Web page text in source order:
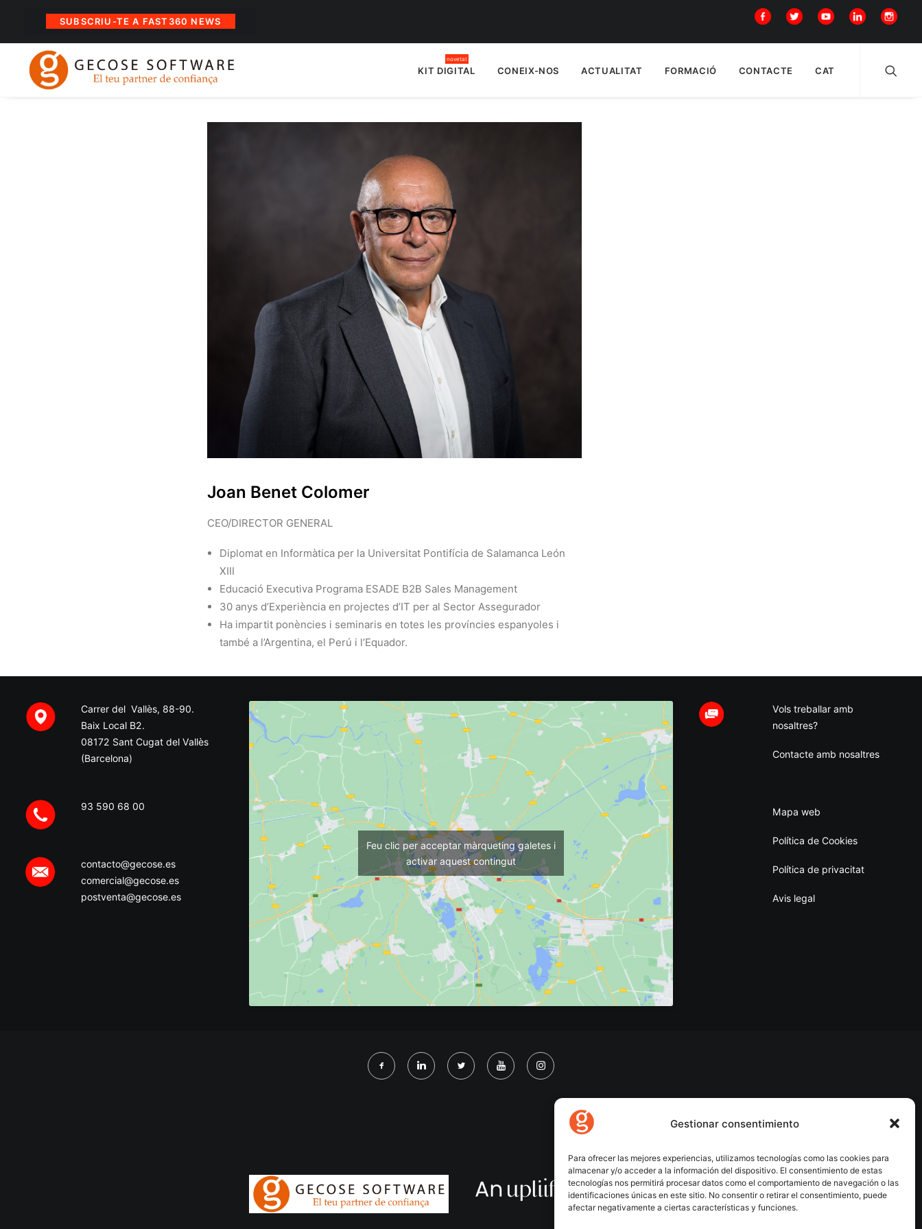
Gestionar consentimiento
Para ofrecer las mejores experiencias, utilizamos tecnologías como las cookies para
almacenar y/o acceder a la información del dispositivo. El consentimiento de estas
tecnologías nos permitirá procesar datos como el comportamiento de navegación o las
identificaciones únicas en este sitio. No consentir o retirar el consentimiento, puede
afectar negativamente a ciertas características y funciones.
SUBSCRIU-TE A FAST360 NEWS
KIT DIGITAL CONEIX-NOS ACTUALITAT FORMACIÓ CONTACTE CAT
Joan Benet Colomer
CEO/DIRECTOR GENERAL
Diplomat en Informàtica per la Universitat Pontifícia de Salamanca León
XIII
Educació Executiva Programa ESADE B2B Sales Management
30 anys d’Experiència en projectes d’IT per al Sector Assegurador
Ha impartit ponències i seminaris en totes les províncies espanyoles i
també a l’Argentina, el Perú i l’Equador.
Carrer del Vallès, 88-90.
Baix Local B2.
08172 Sant Cugat del Vallès
(Barcelona)
93 590 68 00
contacto@gecose.es
comercial@gecose.es
postventa@gecose.es
Feu clic per acceptar màrqueting galetes i
activar aquest contingut
Vols treballar amb
nosaltres?
Contacte amb nosaltres
Mapa web
Política de Cookies
Política de privacitat
Avis legal